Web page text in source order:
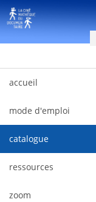
Saut au contenu
accueil
mode d'emploi
catalogue
ressources
zoom